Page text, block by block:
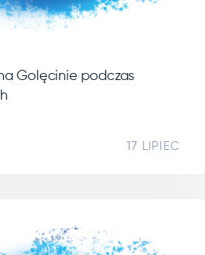
Golęcinie podczas
17 LIPIEC